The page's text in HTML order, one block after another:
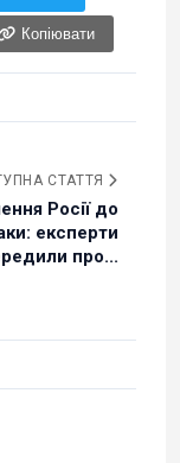
Копіювати
СТАТТЯ
Росії до
експерти
про...